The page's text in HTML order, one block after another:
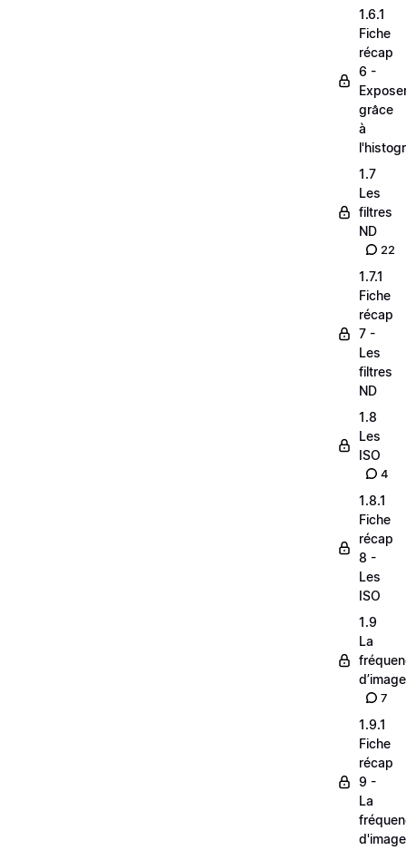
1.6.1
Fiche
récap
6 -
grâce
à
1.7
Les
filtres
ND
22
1.7.1
Fiche
récap
7 -
Les
filtres
ND
1.8
Les
ISO
4
1.8.1
Fiche
récap
8 -
Les
ISO
1.9
La
d’image
7
1.9.1
Fiche
récap
9 -
La
d'image